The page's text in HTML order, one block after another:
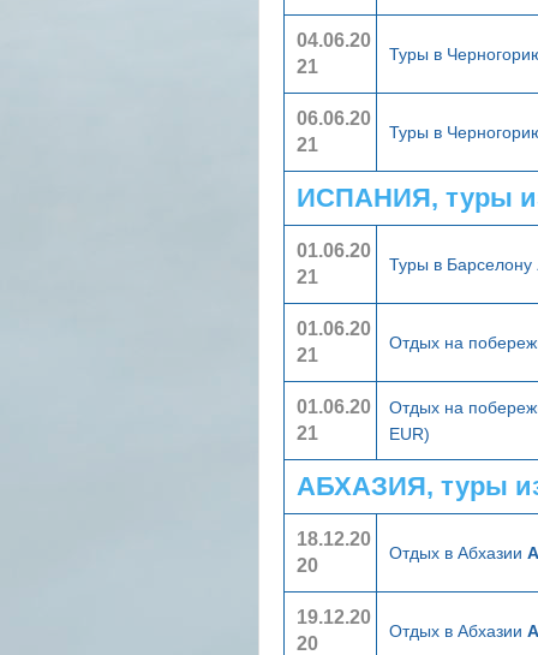
04.06.20
21
Туры в
06.06.20
21
Туры в
ИСПАНИЯ, туры
01.06.20
21
Туры в Барселону
01.06.20
21
Отдых на
01.06.20
21
Отдых на
EUR)
АБХАЗИЯ, туры
18.12.20
20
Отдых в Абхазии
19.12.20
20
Отдых в Абхазии